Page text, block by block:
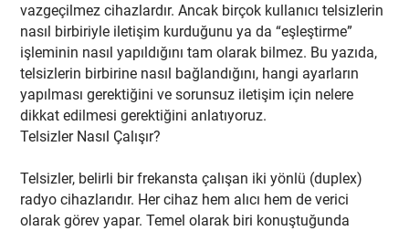
vazgeçilmez cihazlardır. Ancak birçok kullanıcı telsizlerin
nasıl birbiriyle iletişim kurduğunu ya da “eşleştirme”
işleminin nasıl yapıldığını tam olarak bilmez. Bu yazıda,
telsizlerin birbirine nasıl bağlandığını, hangi ayarların
yapılması gerektiğini ve sorunsuz iletişim için nelere
dikkat edilmesi gerektiğini anlatıyoruz.
Telsizler Nasıl Çalışır?
Telsizler, belirli bir frekansta çalışan iki yönlü (duplex)
radyo cihazlarıdır. Her cihaz hem alıcı hem de verici
olarak görev yapar. Temel olarak biri konuştuğunda